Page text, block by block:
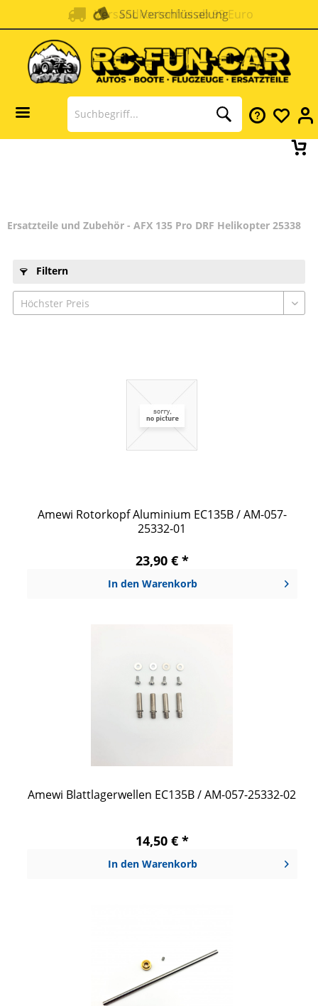
Versandkostenfrei ab 99 Euro
SSL Verschlüsselung
Ersatzteile und Zubehör - AFX 135 Pro DRF Helikopter 25338
Filtern
Amewi Rotorkopf Aluminium EC135B / AM-057-
25332-01
23,90 € *
In den Warenkorb
Amewi Blattlagerwellen EC135B / AM-057-25332-02
14,50 € *
In den Warenkorb